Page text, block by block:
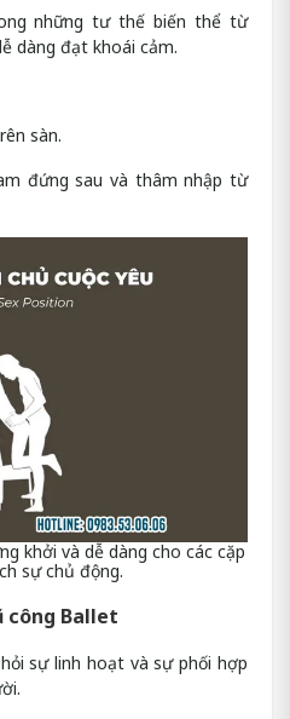
những tư thế biến thể từ
dàng đạt khoái cảm.
sàn.
đứng sau và thâm nhập từ
khởi và dễ dàng cho các cặp
sự chủ động.
công Ballet
sự linh hoạt và sự phối hợp